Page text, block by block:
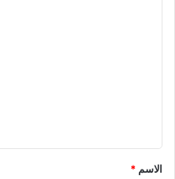
*
الاسم *